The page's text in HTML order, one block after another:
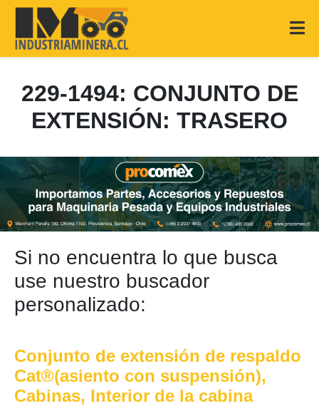
229-1494: CONJUNTO DE
EXTENSIÓN: TRASERO
Si no encuentra lo que busca
use nuestro buscador
personalizado:
Conjunto de extensión de respaldo
Cat®(asiento con suspensión),
Cabinas, Interior de la cabina